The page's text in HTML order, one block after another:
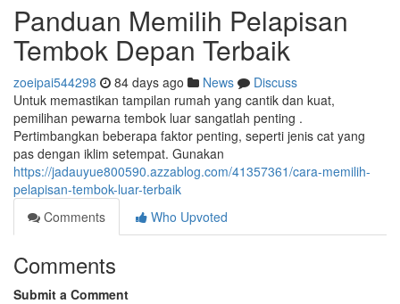
Panduan Memilih Pelapisan
Tembok Depan Terbaik
zoeipai544298 84 days ago News
Discuss
Untuk memastikan tampilan rumah yang cantik dan kuat,
pemilihan pewarna tembok luar sangatlah penting .
Pertimbangkan beberapa faktor penting, seperti jenis cat yang
pas dengan iklim setempat. Gunakan
https://jadauyue800590.azzablog.com/41357361/cara-memilih-
pelapisan-tembok-luar-terbaik
Comments
Who Upvoted
Comments
Submit a Comment